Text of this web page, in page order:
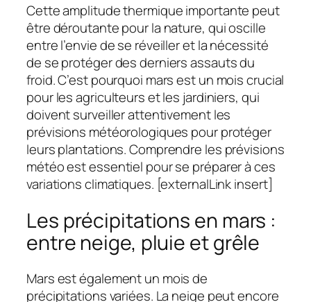
Cette amplitude thermique importante peut
être déroutante pour la nature, qui oscille
entre l’envie de se réveiller et la nécessité
de se protéger des derniers assauts du
froid. C’est pourquoi mars est un mois crucial
pour les agriculteurs et les jardiniers, qui
doivent surveiller attentivement les
prévisions météorologiques pour protéger
leurs plantations. Comprendre les prévisions
météo est essentiel pour se préparer à ces
variations climatiques. [externalLink insert]
Les précipitations en mars :
entre neige, pluie et grêle
Mars est également un mois de
précipitations variées. La neige peut encore